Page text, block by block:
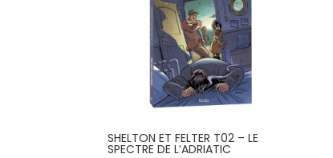
SHELTON ET FELTER T02 – LE
SPECTRE DE L’ADRIATIC